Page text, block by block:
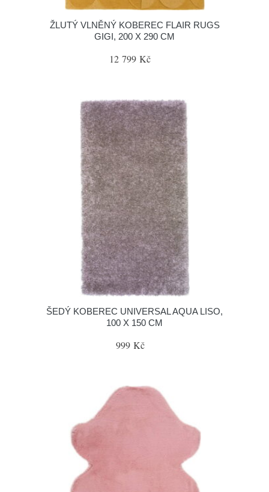
ŽLUTÝ VLNĚNÝ KOBEREC FLAIR RUGS
GIGI, 200 X 290 CM
12 799 Kč
ŠEDÝ KOBEREC UNIVERSAL AQUA LISO,
100 X 150 CM
999 Kč